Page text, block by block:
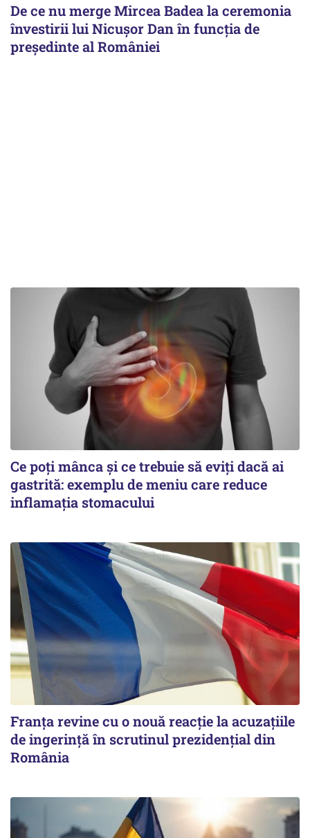
De ce nu merge Mircea Badea la ceremonia
învestirii lui Nicușor Dan în funcția de
președinte al României
Ce poți mânca și ce trebuie să eviți dacă ai
gastrită: exemplu de meniu care reduce
inflamația stomacului
Franța revine cu o nouă reacție la acuzațiile
de ingerință în scrutinul prezidențial din
România